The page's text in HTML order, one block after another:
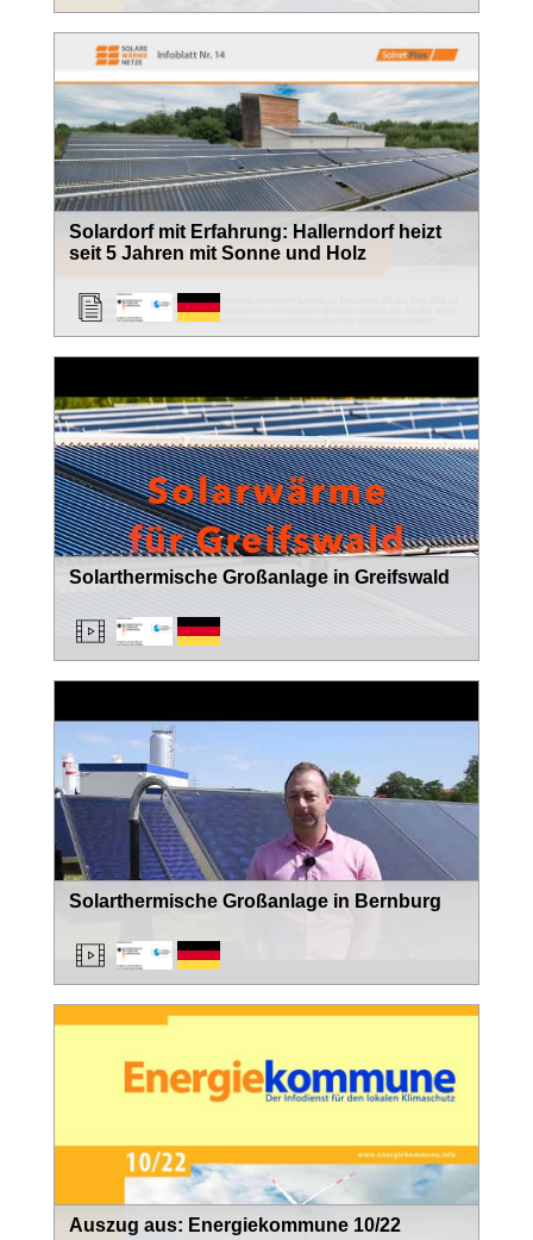
Solardorf mit Erfahrung: Hallerndorf heizt
seit 5 Jahren mit Sonne und Holz
Solarthermische Großanlage in Greifswald
Solarthermische Großanlage in Bernburg
Auszug aus: Energiekommune 10/22